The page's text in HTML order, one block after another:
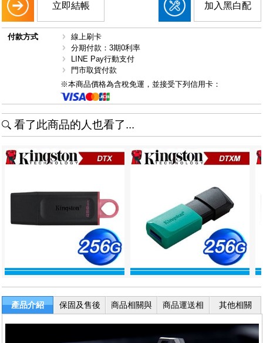
立即結帳 加入黑白配
付款方式
線上刷卡
分期付款：3期0利率
LINE Pay行動支付
門市取貨付款
※本商品價格為含稅免運，並接受下列信用卡：
看了此商品的人也看了...
產品介紹
保固及售後
服務
商品相關與
退換貨
商品運送相
關
其他相關